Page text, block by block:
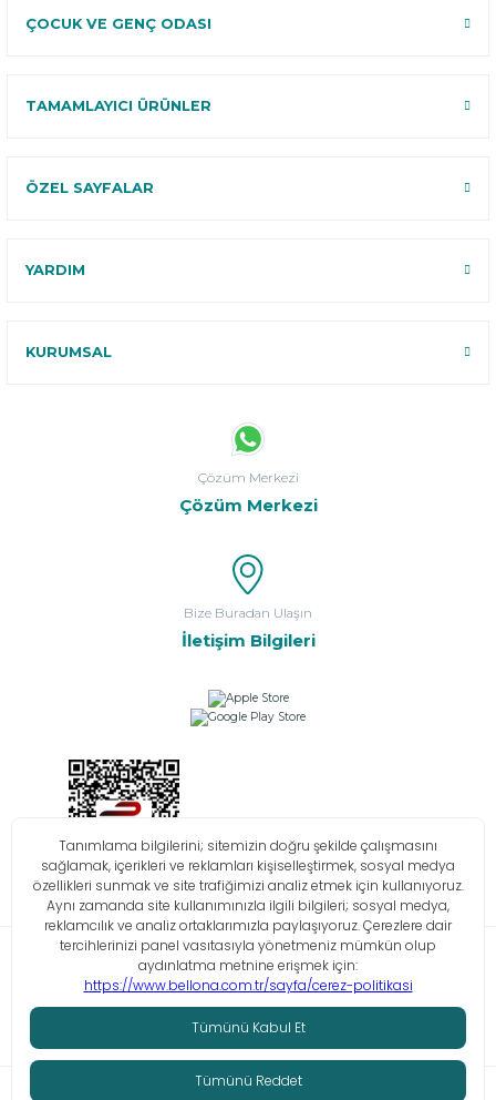
ÇOCUK VE GENÇ ODASI
TAMAMLAYICI ÜRÜNLER
ÖZEL SAYFALAR
YARDIM
KURUMSAL
Çözüm Merkezi
Çözüm Merkezi
Bize Buradan Ulaşın
İletişim Bilgileri
Bilgi Toplumu Hizmetleri KVKK Çerez Politikası İşlem Rehberi
© Tüm hakları saklıdır. Bellona 2026